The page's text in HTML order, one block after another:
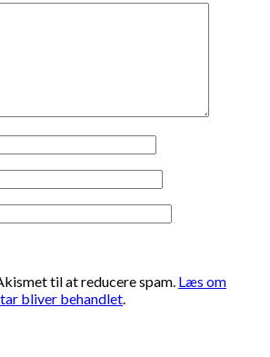
til at reducere spam. Læs om
bliver behandlet.